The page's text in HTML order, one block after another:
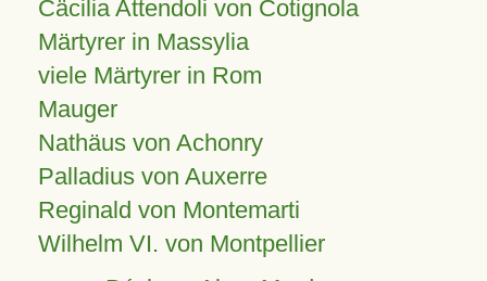
Cäcilia Attendoli von Cotignola
Märtyrer in Massylia
viele Märtyrer in Rom
Mauger
Nathäus von Achonry
Palladius von Auxerre
Reginald von Montemarti
Wilhelm VI. von Montpellier